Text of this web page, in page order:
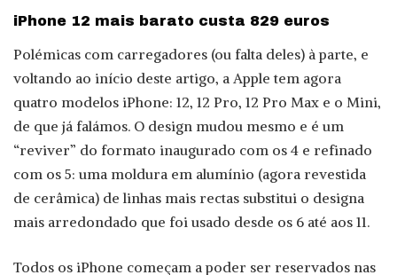
iPhone 12 mais barato custa 829 euros
Polémicas com carregadores (ou falta deles) à parte, e
voltando ao início deste artigo, a Apple tem agora
quatro modelos iPhone: 12, 12 Pro, 12 Pro Max e o Mini,
de que já falámos. O design mudou mesmo e é um
“reviver” do formato inaugurado com os 4 e refinado
com os 5: uma moldura em alumínio (agora revestida
de cerâmica) de linhas mais rectas substitui o designa
mais arredondado que foi usado desde os 6 até aos 11.
Todos os iPhone começam a poder ser reservados nas